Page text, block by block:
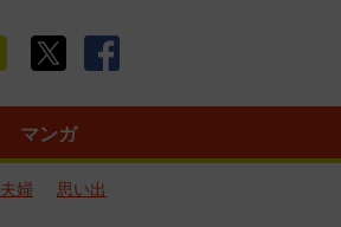
マンガ
夫婦
思い出